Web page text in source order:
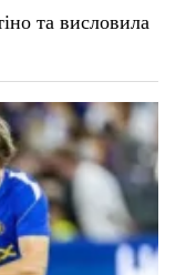
та висловила